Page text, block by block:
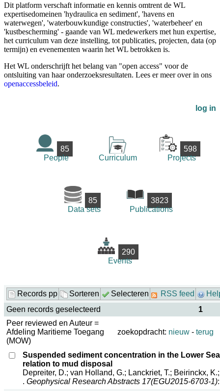
Dit platform verschaft informatie en kennis omtrent de WL
expertisedomeinen 'hydraulica en sediment', 'havens en
waterwegen', 'waterbouwkundige constructies', 'waterbeheer' en
'kustbescherming' - gaande van WL medewerkers met hun expertise,
het curriculum van deze instelling, tot publicaties, projecten, data (op
termijn) en evenementen waarin het WL betrokken is.
Het WL onderschrijft het belang van "open access" voor de
ontsluiting van haar onderzoeksresultaten. Lees er meer over in ons
openaccessbeleid.
log in
85
People
Curriculum
598
Projects
85
Data sets
3823
Publications
290
Events
Records pp Sorteren Selecteren RSS feed
Geen records geselecteerd
1
Peer reviewed en Auteur =
Afdeling Maritieme Toegang
(MOW)
zoekopdracht: nieuw - terug
Suspended sediment concentration in the Lower
relation to mud disposal
Depreiter, D.; van Holland, G.; Lanckriet, T.; Beirinckx,
. Geophysical Research Abstracts 17(EGU2015-6703-1)